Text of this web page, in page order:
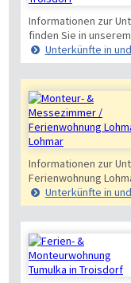
Informationen zur
finden Sie in
Unterkünfte in
Informationen zur
Ferienwohnung
Unterkünfte in